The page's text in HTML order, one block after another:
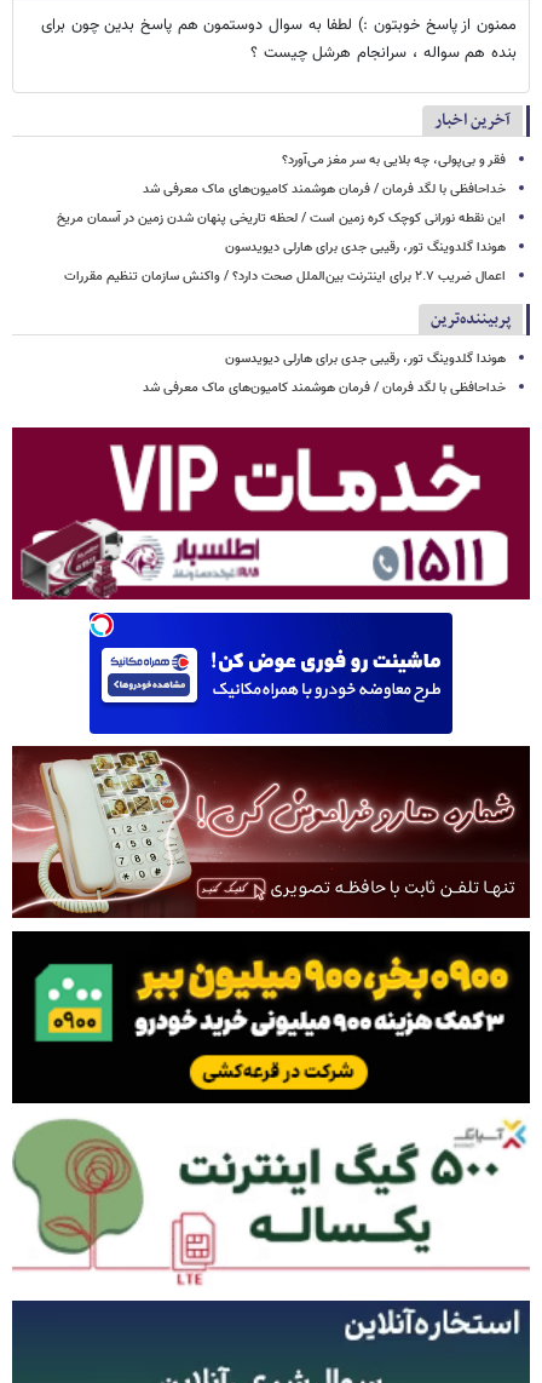
ممنون از پاسخ خوبتون :) لطفا به سوال دوستمون هم پاسخ بدین چون برای
بنده هم سواله ، سرانجام هرشل چیست ؟
آخرین اخبار
فقر و بی‌پولی، چه بلایی به سر مغز می‌آورد؟
خداحافظی با لگد فرمان / فرمان هوشمند کامیون‌های ماک معرفی شد
این نقطه نورانی کوچک کره زمین است / لحظه تاریخی پنهان شدن زمین در آسمان مریخ
هوندا گلدوینگ تور، رقیبی جدی برای هارلی دیویدسون
اعمال ضریب ۲.۷ برای اینترنت بین‌الملل صحت دارد؟ / واکنش سازمان تنظیم مقررات
پربیننده‌ترین
هوندا گلدوینگ تور، رقیبی جدی برای هارلی دیویدسون
خداحافظی با لگد فرمان / فرمان هوشمند کامیون‌های ماک معرفی شد